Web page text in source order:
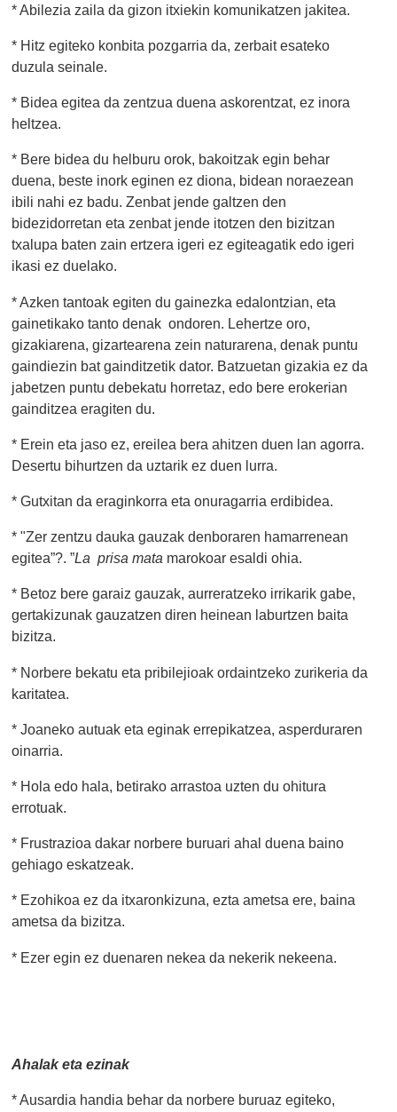
* Abilezia zaila da gizon itxiekin komunikatzen jakitea.
* Hitz egiteko konbita pozgarria da, zerbait esateko
duzula seinale.
* Bidea egitea da zentzua duena askorentzat, ez inora
heltzea.
* Bere bidea du helburu orok, bakoitzak egin behar
duena, beste inork eginen ez diona, bidean noraezean
ibili nahi ez badu. Zenbat jende galtzen den
bidezidorretan eta zenbat jende itotzen den bizitzan
txalupa baten zain ertzera igeri ez egiteagatik edo igeri
ikasi ez duelako.
* Azken tantoak egiten du gainezka edalontzian, eta
gainetikako tanto denak ondoren. Lehertze oro,
gizakiarena, gizartearena zein naturarena, denak puntu
gaindiezin bat gainditzetik dator. Batzuetan gizakia ez da
jabetzen puntu debekatu horretaz, edo bere erokerian
gainditzea eragiten du.
* Erein eta jaso ez, ereilea bera ahitzen duen lan agorra.
Desertu bihurtzen da uztarik ez duen lurra.
* Gutxitan da eraginkorra eta onuragarria erdibidea.
* "Zer zentzu dauka gauzak denboraren hamarrenean
egitea”?. ”La prisa mata marokoar esaldi ohia.
* Betoz bere garaiz gauzak, aurreratzeko irrikarik gabe,
gertakizunak gauzatzen diren heinean laburtzen baita
bizitza.
* Norbere bekatu eta pribilejioak ordaintzeko zurikeria da
karitatea.
* Joaneko autuak eta eginak errepikatzea, asperduraren
oinarria.
* Hola edo hala, betirako arrastoa uzten du ohitura
errotuak.
* Frustrazioa dakar norbere buruari ahal duena baino
gehiago eskatzeak.
* Ezohikoa ez da itxaronkizuna, ezta ametsa ere, baina
ametsa da bizitza.
* Ezer egin ez duenaren nekea da nekerik nekeena.
Ahalak eta ezinak
* Ausardia handia behar da norbere buruaz egiteko,